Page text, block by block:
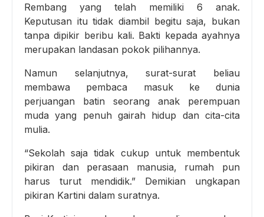
Rembang yang telah memiliki 6 anak.
Keputusan itu tidak diambil begitu saja, bukan
tanpa dipikir beribu kali. Bakti kepada ayahnya
merupakan landasan pokok pilihannya.
Namun selanjutnya, surat-surat beliau
membawa pembaca masuk ke dunia
perjuangan batin seorang anak perempuan
muda yang penuh gairah hidup dan cita-cita
mulia.
“Sekolah saja tidak cukup untuk membentuk
pikiran dan perasaan manusia, rumah pun
harus turut mendidik.” Demikian ungkapan
pikiran Kartini dalam suratnya.